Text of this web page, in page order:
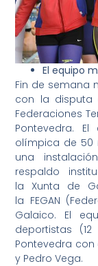
El equipo
Fin de semana
con la disputa
Federaciones
Pontevedra.
olímpica de 50
una
respaldo
la Xunta de
la FEGAN
Galaico. El
deportistas
Pontevedra
y Pedro Vega.